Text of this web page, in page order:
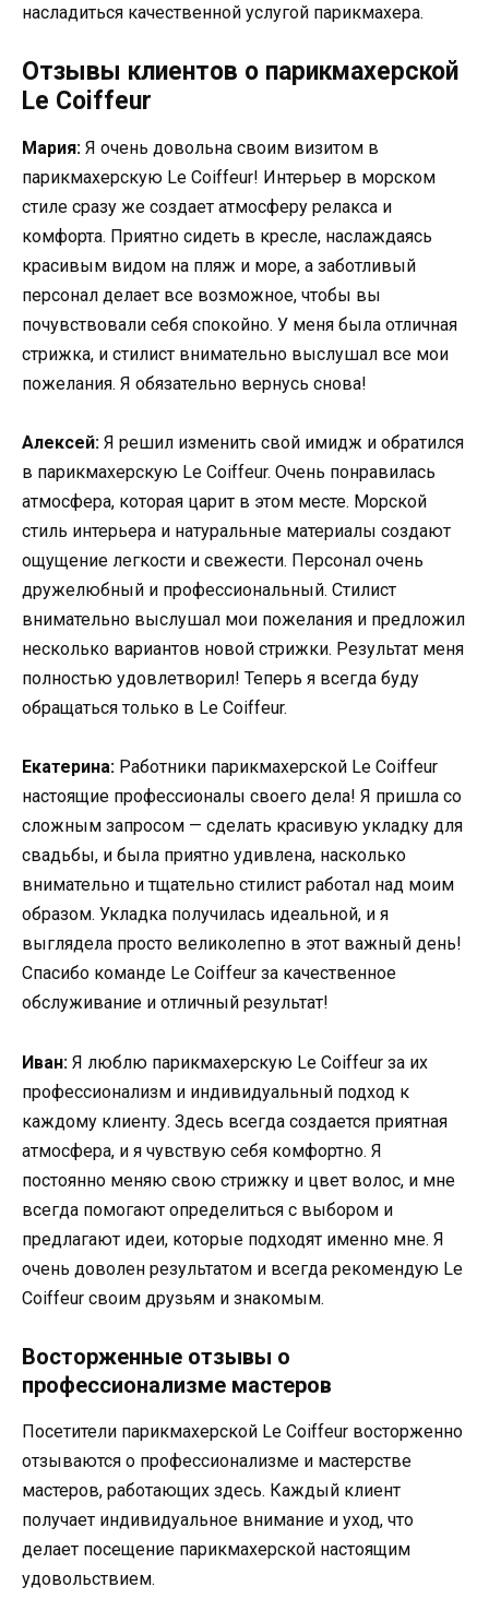
насладиться качественной услугой парикмахера.
Отзывы клиентов о парикмахерской
Le Coiffeur
Мария: Я очень довольна своим визитом в
парикмахерскую Le Coiffeur! Интерьер в морском
стиле сразу же создает атмосферу релакса и
комфорта. Приятно сидеть в кресле, наслаждаясь
красивым видом на пляж и море, а заботливый
персонал делает все возможное, чтобы вы
почувствовали себя спокойно. У меня была отличная
стрижка, и стилист внимательно выслушал все мои
пожелания. Я обязательно вернусь снова!
Алексей: Я решил изменить свой имидж и обратился
в парикмахерскую Le Coiffeur. Очень понравилась
атмосфера, которая царит в этом месте. Морской
стиль интерьера и натуральные материалы создают
ощущение легкости и свежести. Персонал очень
дружелюбный и профессиональный. Стилист
внимательно выслушал мои пожелания и предложил
несколько вариантов новой стрижки. Результат меня
полностью удовлетворил! Теперь я всегда буду
обращаться только в Le Coiffeur.
Екатерина: Работники парикмахерской Le Coiffeur
настоящие профессионалы своего дела! Я пришла со
сложным запросом — сделать красивую укладку для
свадьбы, и была приятно удивлена, насколько
внимательно и тщательно стилист работал над моим
образом. Укладка получилась идеальной, и я
выглядела просто великолепно в этот важный день!
Спасибо команде Le Coiffeur за качественное
обслуживание и отличный результат!
Иван: Я люблю парикмахерскую Le Coiffeur за их
профессионализм и индивидуальный подход к
каждому клиенту. Здесь всегда создается приятная
атмосфера, и я чувствую себя комфортно. Я
постоянно меняю свою стрижку и цвет волос, и мне
всегда помогают определиться с выбором и
предлагают идеи, которые подходят именно мне. Я
очень доволен результатом и всегда рекомендую Le
Coiffeur своим друзьям и знакомым.
Восторженные отзывы о
профессионализме мастеров
Посетители парикмахерской Le Coiffeur восторженно
отзываются о профессионализме и мастерстве
мастеров, работающих здесь. Каждый клиент
получает индивидуальное внимание и уход, что
делает посещение парикмахерской настоящим
удовольствием.